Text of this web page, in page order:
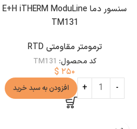
سنسور دما E+H iTHERM ModuLine
TM131
ترمومتر مقاومتی RTD
کد محصول: TM131
$ ۲۵۰
افزودن به سبد خرید